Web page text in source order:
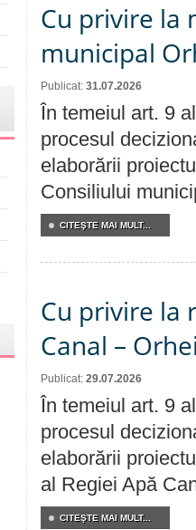
Cu privire la
municipal
Publicat: 31.07.2026
În temeiul art. 9
procesul
elaborării
Consiliului
CITEŞTE MAI MULT...
Cu privire la
Canal –
Publicat: 29.07.2026
În temeiul art. 9
procesul
elaborării
al Regiei Apă
CITEŞTE MAI MULT...